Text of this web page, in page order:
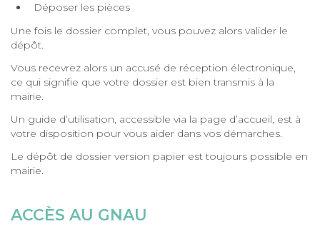
Déposer les pièces
Une fois le dossier complet, vous pouvez alors valider le
dépôt.
Vous recevrez alors un accusé de réception électronique,
ce qui signifie que votre dossier est bien transmis à la
mairie.
Un guide d’utilisation, accessible via la page d’accueil, est à
votre disposition pour vous aider dans vos démarches.
Le dépôt de dossier version papier est toujours possible en
mairie.
ACCÈS AU GNAU